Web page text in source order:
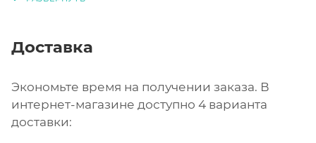
Доставка
Экономьте время на получении заказа. В
интернет-магазине доступно 4 варианта
доставки: